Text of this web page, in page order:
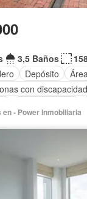
3,5 Baños
Depósito
con discapacidad
Seguridad privada
- Power Inmobiliaria